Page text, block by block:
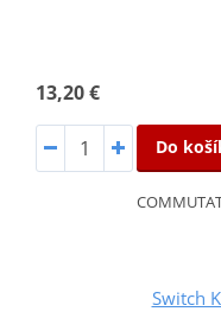
13,20 €
Do
Switch